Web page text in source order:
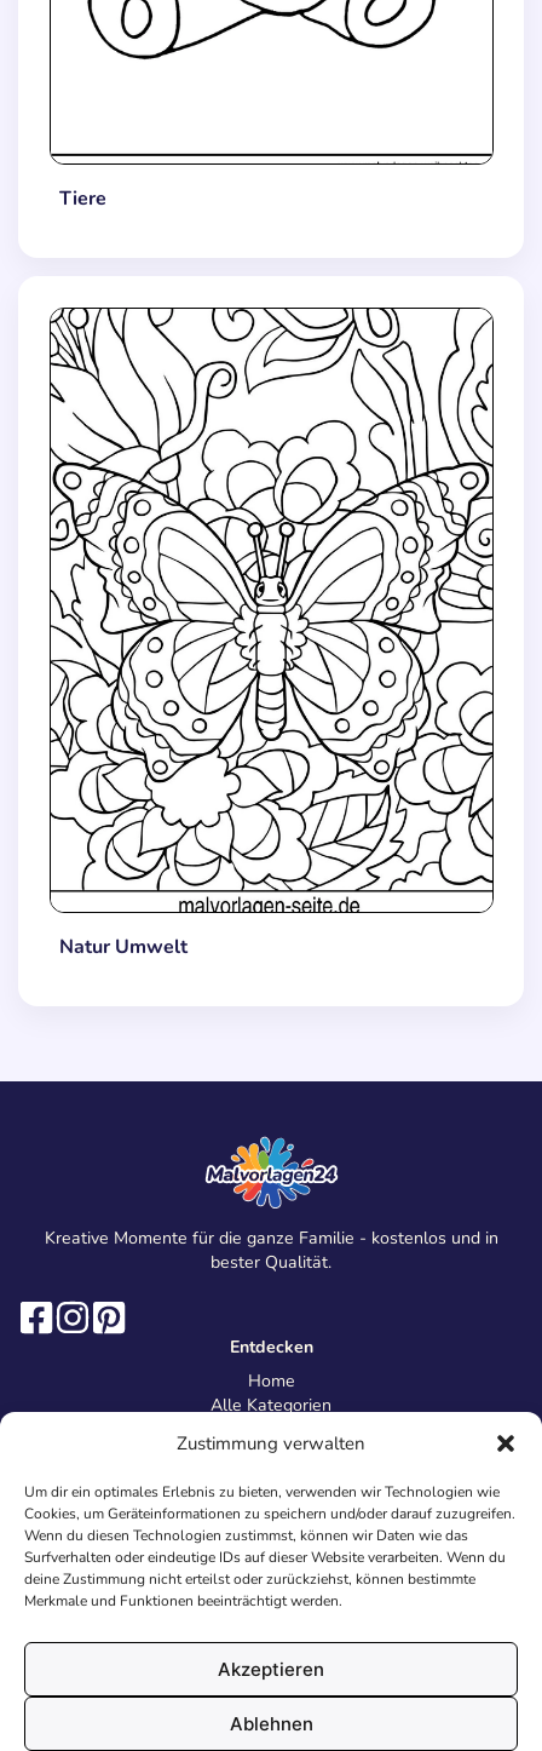
Zustimmung verwalten
Um dir ein optimales Erlebnis zu bieten, verwenden wir Technologien wie
Cookies, um Geräteinformationen zu speichern und/oder darauf zuzugreifen.
Wenn du diesen Technologien zustimmst, können wir Daten wie das
Surfverhalten oder eindeutige IDs auf dieser Website verarbeiten. Wenn du
deine Zustimmung nicht erteilst oder zurückziehst, können bestimmte
Merkmale und Funktionen beeinträchtigt werden.
Akzeptieren
Ablehnen
Tiere
Natur Umwelt
Kreative Momente für die ganze Familie - kostenlos und in
bester Qualität.
Entdecken
Home
Alle Kategorien
Information
Über uns
Kontakt
Inhaltsrichtlinien
Recht & Datenschutz
Impressum
AGB
Cookies